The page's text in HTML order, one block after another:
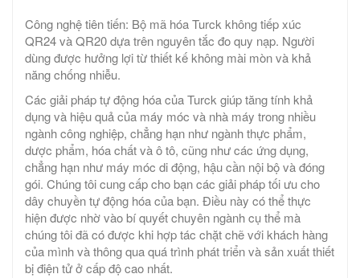
Công nghệ tiên tiến: Bộ mã hóa Turck không tiếp xúc
QR24 và QR20 dựa trên nguyên tắc đo quy nạp. Người
dùng được hưởng lợi từ thiết kế không mài mòn và khả
năng chống nhiễu.
Các giải pháp tự động hóa của Turck giúp tăng tính khả
dụng và hiệu quả của máy móc và nhà máy trong nhiều
ngành công nghiệp, chẳng hạn như ngành thực phẩm,
dược phẩm, hóa chất và ô tô, cũng như các ứng dụng,
chẳng hạn như máy móc di động, hậu cần nội bộ và đóng
gói. Chúng tôi cung cấp cho bạn các giải pháp tối ưu cho
dây chuyền tự động hóa của bạn. Điều này có thể thực
hiện được nhờ vào bí quyết chuyên ngành cụ thể mà
chúng tôi đã có được khi hợp tác chặt chẽ với khách hàng
của mình và thông qua quá trình phát triển và sản xuất thiết
bị điện tử ở cấp độ cao nhất.